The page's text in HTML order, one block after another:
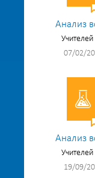
Анализ
Учителей
07/02/
Анализ
Учителей
19/09/